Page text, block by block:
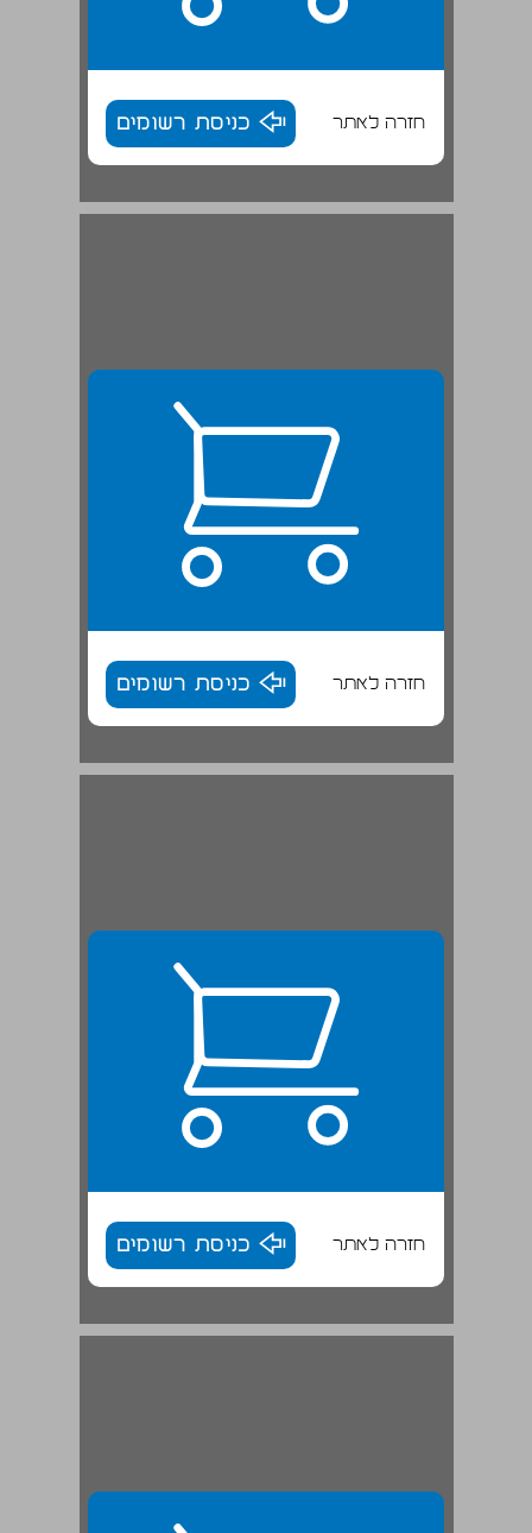
חזרה לאתר כניסת רשומים
חזרה לאתר כניסת רשומים
חזרה לאתר כניסת רשומים